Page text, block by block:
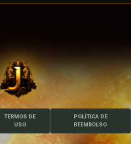
TERMOS DE
USO
POLÍTICA DE
REEMBOLSO